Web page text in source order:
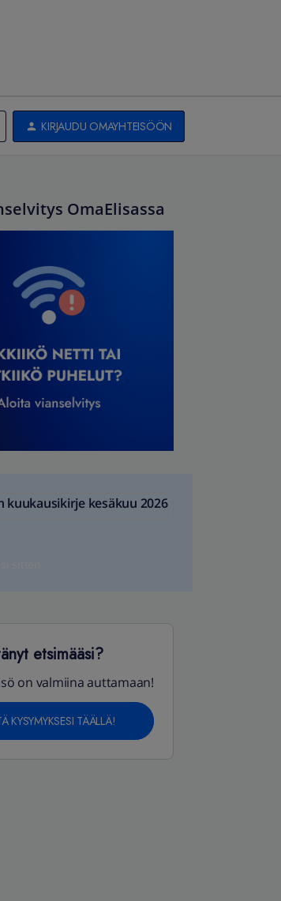
KIRJAUDU OMAYHTEISÖÖN
OmaElisassa
kuukausikirje kesäkuu 2026
etsimääsi?
on valmiina auttamaan!
KYSYMYKSESI TÄÄLLÄ!